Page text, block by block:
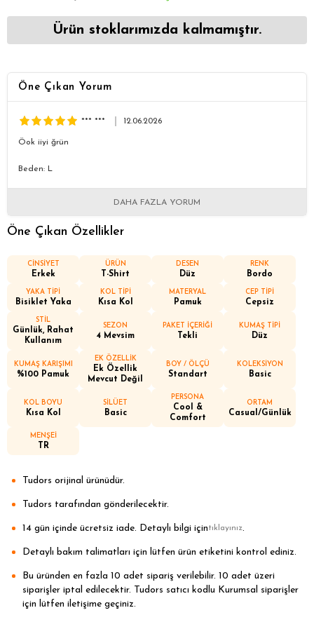
Ürün stoklarımızda kalmamıştır.
Öne Çıkan Yorum
*** *** 12.06.2026
Öok iiyi ğrün
Beden: L
DAHA FAZLA YORUM
Öne Çıkan Özellikler
CİNSİYET
Erkek
ÜRÜN
T-Shirt
DESEN
Düz
RENK
Bordo
YAKA TİPİ
Bisiklet Yaka
KOL TİPİ
Kısa Kol
MATERYAL
Pamuk
CEP TİPİ
Cepsiz
STİL
Günlük, Rahat
Kullanım
SEZON
4 Mevsim
PAKET İÇERİĞİ
Tekli
KUMAŞ TİPİ
Düz
KUMAŞ KARIŞIMI
%100 Pamuk
EK ÖZELLİK
Ek Özellik
Mevcut Değil
BOY / ÖLÇÜ
Standart
KOLEKSİYON
Basic
KOL BOYU
Kısa Kol
SİLÜET
Basic
PERSONA
Cool &
Comfort
ORTAM
Casual/Günlük
MENŞEİ
TR
Tudors orijinal ürünüdür.
Tudors tarafından gönderilecektir.
14 gün içinde ücretsiz iade. Detaylı bilgi içintıklayınız.
Detaylı bakım talimatları için lütfen ürün etiketini kontrol ediniz.
Bu üründen en fazla 10 adet sipariş verilebilir. 10 adet üzeri
siparişler iptal edilecektir. Tudors satıcı kodlu Kurumsal siparişler
için lütfen iletişime geçiniz.